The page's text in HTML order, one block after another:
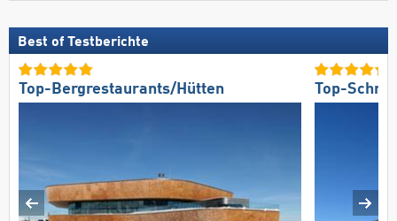
Best of Testberichte
Top-Bergrestaurants/Hütten Top-